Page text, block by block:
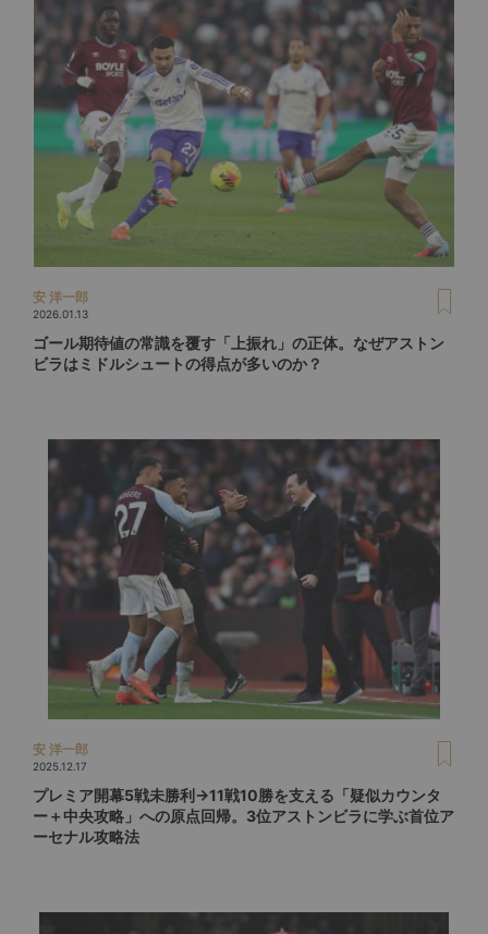
安 洋一郎
2026.01.13
ゴール期待値の常識を覆す「上振れ」の正体。なぜアストン
ビラはミドルシュートの得点が多いのか？
安 洋一郎
2025.12.17
プレミア開幕5戦未勝利→11戦10勝を支える「疑似カウンタ
ー＋中央攻略」への原点回帰。3位アストンビラに学ぶ首位ア
ーセナル攻略法